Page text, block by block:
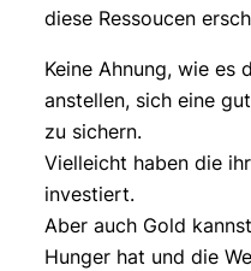
diese Ressoucen
Keine Ahnung, wie es
anstellen, sich eine
zu sichern.
Vielleicht haben die
investiert.
Aber auch Gold
Hunger hat und die